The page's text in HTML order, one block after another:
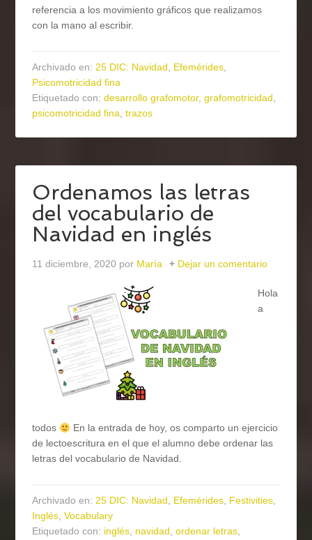
referencia a los movimiento gráficos que realizamos
con la mano al escribir.
Archivado en:25 DIC: Navidad, Efemérides,
Psicomotricidad fina
Etiquetado con:desarrollo grafomotor,grafomotricidad,
psicomotricidad fina,trazos
Ordenamos las letras
del vocabulario de
Navidad en inglés
11 diciembre, 2020 por María Dejar un comentario
Hola
a
todos
En la entrada de hoy, os comparto un ejercicio
de lectoescritura en el que el alumno debe ordenar las
letras del vocabulario de Navidad.
Archivado en:25 DIC: Navidad, Efemérides, Festivities,
Inglés,Vocabulary
Etiquetado con: inglés, navidad,ordenar letras,